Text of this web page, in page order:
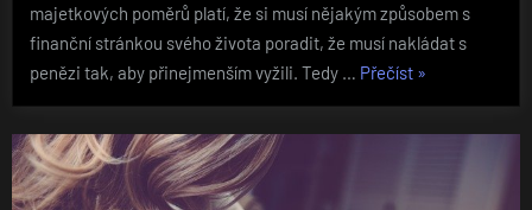
majetkových poměrů platí, že si musí nějakým způsobem s
finanční stránkou svého života poradit, že musí nakládat s
penězi tak, aby přinejmenším vyžili. Tedy … Přečíst„Kde
peníze?“
»